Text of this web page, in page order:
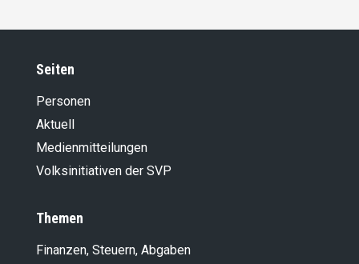
Seiten
Personen
Aktuell
Medienmitteilungen
Volksinitiativen der SVP
Themen
Finanzen, Steuern, Abgaben